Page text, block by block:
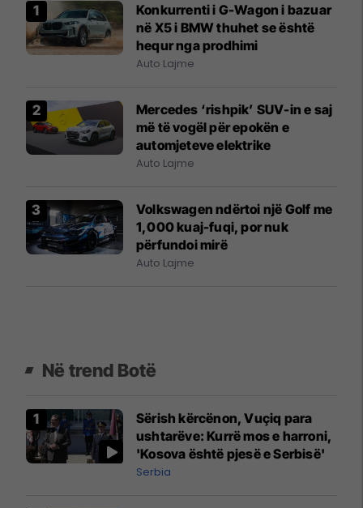
Konkurrenti i G-Wagon i bazuar
në X5 i BMW thuhet se është
hequr nga prodhimi
Auto Lajme
Mercedes ‘rishpik’ SUV-in e saj
më të vogël për epokën e
automjeteve elektrike
Auto Lajme
Volkswagen ndërtoi një Golf me
1,000 kuaj-fuqi, por nuk
përfundoi mirë
Auto Lajme
Në trend Botë
Sërish kërcënon, Vuçiq para
ushtarëve: Kurrë mos e harroni,
'Kosova është pjesë e Serbisë'
Serbia